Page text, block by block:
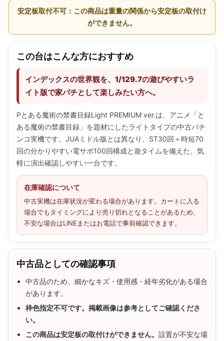
安定板取付不可：この商品は重量の関係から安定板の取付け
ができません。
この台はこんな方におすすめ
インデックスの世界観を、1/129.7の遊びやすいラ
イト版で家パチとして楽しみたい方へ。
Pとある魔術の禁書目録Light PREMIUM ver.は、アニメ「と
ある魔術の禁書目録」を題材にしたライトタイプの中古パチ
ンコ実機です。JUAミドル版とは異なり、ST30回＋時短70
回の分かりやすい電サポ100回構成と遊タイムを備えた、気
軽に演出確認しやすい一台です。
在庫確認について
中古実機は在庫状況が変わる場合があります。カートに入る
場合でもタイミングにより売り切れとなることがあるため、
不安な場合はLINEまたはお電話で事前確認できます。
中古品としての確認事項
中古品のため、細かなキズ・使用感・経年劣化がある場合
があります。
枠色指定不可です。掲載画像は参考としてご確認くださ
い。
この商品は安定板の取付けができません。 設置が不安な場